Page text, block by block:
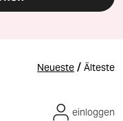
Neueste / Älteste
einloggen